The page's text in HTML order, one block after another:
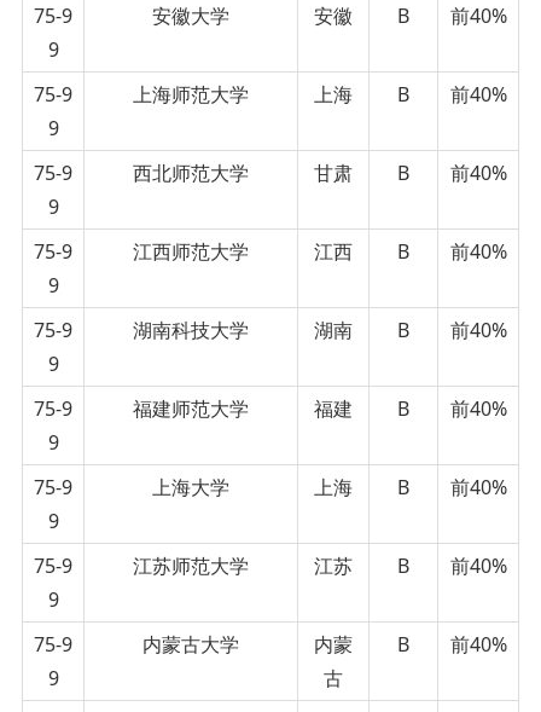
75-9
9
安徽大学 安徽 B 前40%
75-9
9
上海师范大学 上海 B 前40%
75-9
9
西北师范大学 甘肃 B 前40%
75-9
9
江西师范大学 江西 B 前40%
75-9
9
湖南科技大学 湖南 B 前40%
75-9
9
福建师范大学 福建 B 前40%
75-9
9
上海大学 上海 B 前40%
75-9
9
江苏师范大学 江苏 B 前40%
75-9
9
内蒙古大学
内蒙
古
B 前40%